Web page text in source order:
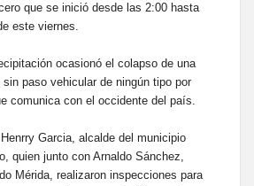
que se inició desde las 2:00 hasta
este viernes.
ocasionó el colapso de una
paso vehicular de ningún tipo por
comunica con el occidente del país.
Garcia, alcalde del municipio
quien junto con Arnaldo Sánchez,
Mérida, realizaron inspecciones para